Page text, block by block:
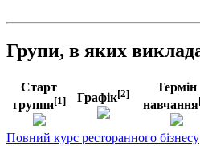
Групи, в яких
Старт
группи[1] Графік[2]
Термін
навчання
Повний курс ресторанного бізнесу